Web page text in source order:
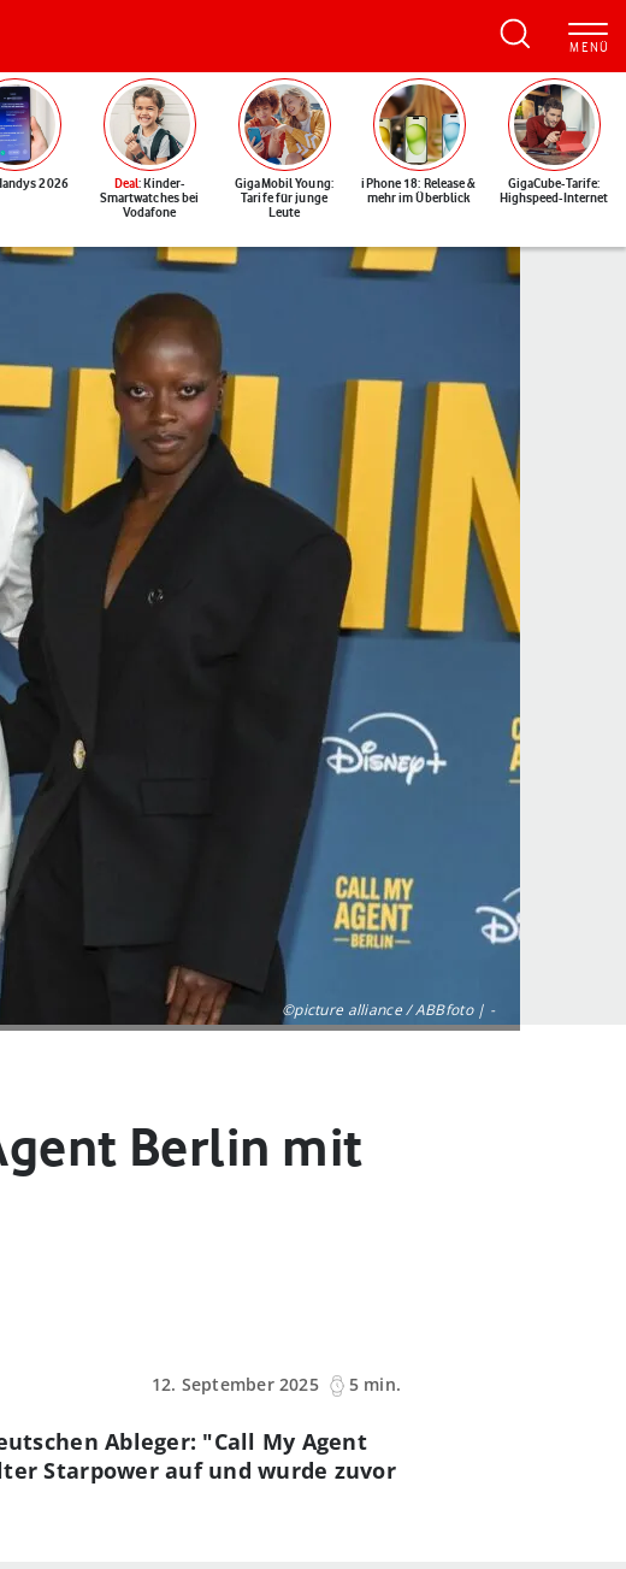
2026 Deal: Kinder-
Smartwatches bei
Vodafone
GigaMobil Young:
Tarife für junge
Leute
iPhone 18: Release &
mehr im Überblick
GigaCube-Tarife:
Highspeed-Internet
©picture alliance / ABBfoto | -
Berlin mit
12. September 2025
5 min.
Ableger: "Call My Agent
Starpower auf und wurde zuvor